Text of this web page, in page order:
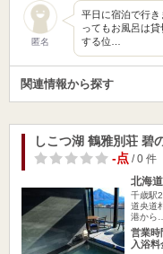
匿名
平日に宿泊で行
ってもお風呂は
する位…
関連情報から探す
しこつ湖 鶴雅別荘 碧
-点/ 0 件
北海
千歳駅
道央道
港から…
営業時
入浴料